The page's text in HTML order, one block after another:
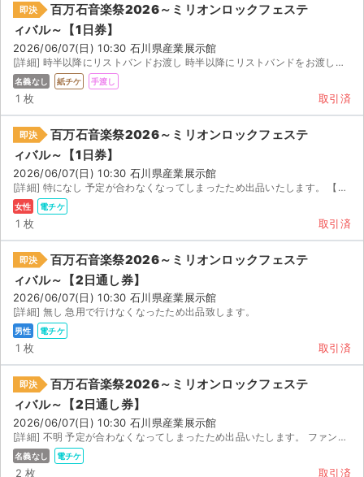
即決
百万石音楽祭2026～ミリオンロックフェステ
ィバル～【1日券】
2026/06/07(日) 10:30 石川県産業展示館
[詳細] 時半以降にリストバンドお渡し 時半以降にリストバンドをお渡しします。
名義なし 紙チケ 手渡し
1 枚 取引済
即決
百万石音楽祭2026～ミリオンロックフェステ
ィバル～【1日券】
2026/06/07(日) 10:30 石川県産業展示館
[詳細] 特になし 予定が合わなくなってしまったため出品いたします。 【お渡し方法】 電子チケット（イ...
女性 電チケ
1 枚 取引済
即決
百万石音楽祭2026～ミリオンロックフェステ
ィバル～【2日通し券】
2026/06/07(日) 10:30 石川県産業展示館
[詳細] 無し 急用で行けなくなったため出品致します。
男性 電チケ
1 枚 取引済
即決
百万石音楽祭2026～ミリオンロックフェステ
ィバル～【2日通し券】
2026/06/07(日) 10:30 石川県産業展示館
[詳細] 不明 予定が合わなくなってしまったため出品いたします。 ファンクラブ先行で当選したチケットです...
名義なし 電チケ
2 枚 取引済